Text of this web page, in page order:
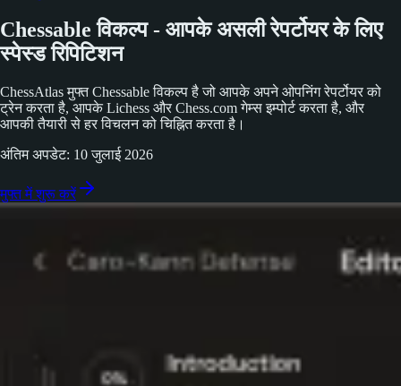
Chessable विकल्प - आपके असली रेपर्टोयर के लिए
स्पेस्ड रिपिटिशन
ChessAtlas मुफ्त Chessable विकल्प है जो आपके अपने ओपनिंग रेपर्टोयर को
ट्रेन करता है, आपके Lichess और Chess.com गेम्स इम्पोर्ट करता है, और
आपकी तैयारी से हर विचलन को चिह्नित करता है।
अंतिम अपडेट: 10 जुलाई 2026
मुफ्त में शुरू करें